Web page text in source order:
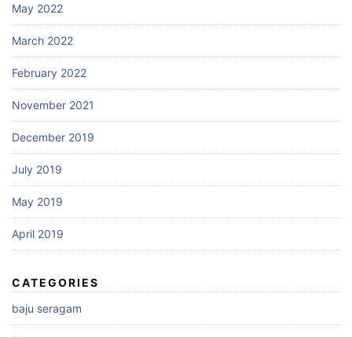
May 2022
March 2022
February 2022
November 2021
December 2019
July 2019
May 2019
April 2019
CATEGORIES
baju seragam